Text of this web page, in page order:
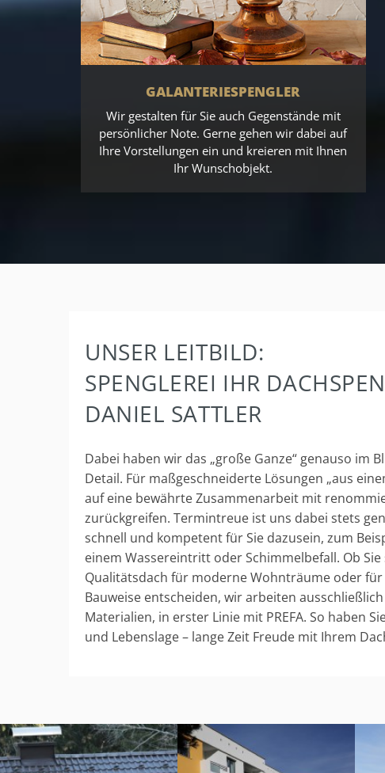
GALANTERIESPENGLER
Wir gestalten für Sie auch Gegenstände mit
persönlicher Note. Gerne gehen wir dabei auf
Ihre Vorstellungen ein und kreieren mit Ihnen
Ihr Wunschobjekt.
UNSER LEITBILD:
SPENGLEREI IHR
DANIEL SATTLER
Dabei haben wir das „große Ganze“ genauso im
Detail. Für maßgeschneiderte Lösungen „aus
auf eine bewährte Zusammenarbeit mit
zurückgreifen. Termintreue ist uns dabei stets
schnell und kompetent für Sie dazusein, zum
einem Wassereintritt oder Schimmelbefall. Ob
Qualitätsdach für moderne Wohnträume oder für
Bauweise entscheiden, wir arbeiten
Materialien, in erster Linie mit PREFA. So haben
und Lebenslage – lange Zeit Freude mit Ihrem